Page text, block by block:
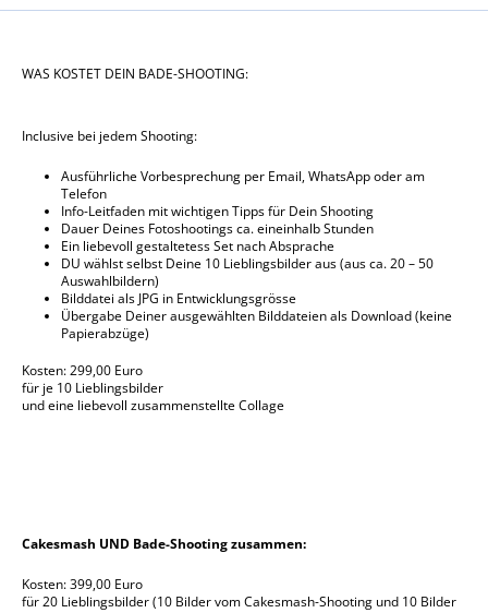
WAS KOSTET DEIN BADE-SHOOTING:
Inclusive bei jedem Shooting:
Ausführliche Vorbesprechung per Email, WhatsApp oder am
Telefon
Info-Leitfaden mit wichtigen Tipps für Dein Shooting
Dauer Deines Fotoshootings ca. eineinhalb Stunden
Ein liebevoll gestaltetess Set nach Absprache
DU wählst selbst Deine 10 Lieblingsbilder aus (aus ca. 20 – 50
Auswahlbildern)
Bilddatei als JPG in Entwicklungsgrösse
Übergabe Deiner ausgewählten Bilddateien als Download (keine
Papierabzüge)
Kosten: 299,00 Euro
für je 10 Lieblingsbilder
und eine liebevoll zusammenstellte Collage
Cakesmash UND Bade-Shooting zusammen:
Kosten: 399,00 Euro
für 20 Lieblingsbilder (10 Bilder vom Cakesmash-Shooting und 10 Bilder